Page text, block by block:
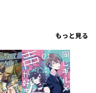
もっと見る